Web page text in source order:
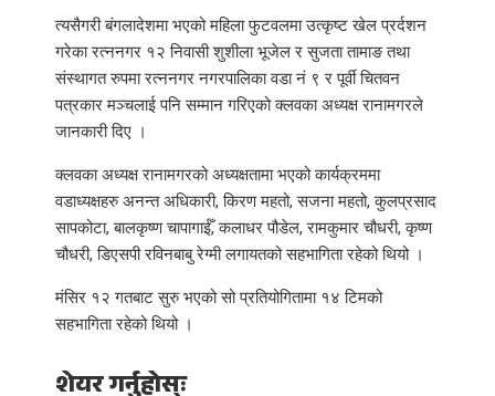
त्यसैगरी बंगलादेशमा भएको महिला फुटवलमा उत्कृष्ट खेल प्रर्दशन
गरेका रत्ननगर १२ निवासी शुशीला भूजेल र सुजता तामाङ तथा
संस्थागत रुपमा रत्ननगर नगरपालिका वडा नं ९ र पूर्वी चितवन
पत्रकार मञ्चलाई पनि सम्मान गरिएको क्लवका अध्यक्ष रानामगरले
जानकारी दिए ।
क्लवका अध्यक्ष रानामगरको अध्यक्षतामा भएको कार्यक्रममा
वडाध्यक्षहरु अनन्त अधिकारी, किरण महतो, सजना महतो, कुलप्रसाद
सापकोटा, बालकृष्ण चापागाईँ, कलाधर पौडेल, रामकुमार चौधरी, कृष्ण
चौधरी, डिएसपी रविनबाबु रेग्मी लगायतको सहभागिता रहेको थियो ।
मंसिर १२ गतबाट सुरु भएको सो प्रतियोगितामा १४ टिमको
सहभागिता रहेको थियो ।